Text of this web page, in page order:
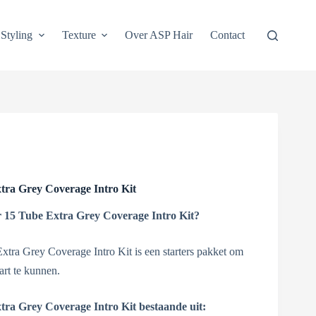
Styling Texture Over ASP Hair Contact
Grey Coverage Intro Kit
Tube Extra Grey Coverage Intro Kit?
Grey Coverage Intro Kit is een starters pakket om
te kunnen.
Grey Coverage Intro Kit bestaande uit: